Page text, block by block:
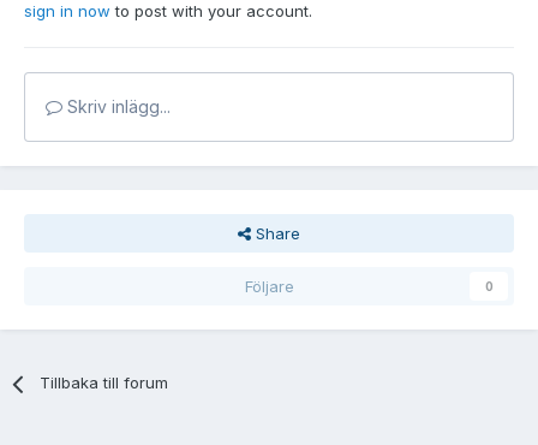
sign in now to post with your account.
Skriv inlägg...
Share
Följare 0
Tillbaka till forum